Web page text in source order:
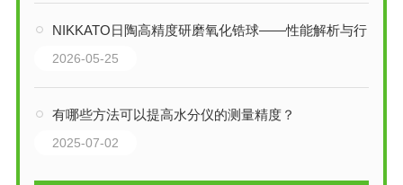
NIKKATO日陶高精度研磨氧化锆球——性能解析与行业应用
2026-05-25
有哪些方法可以提高水分仪的测量精度？
2025-07-02